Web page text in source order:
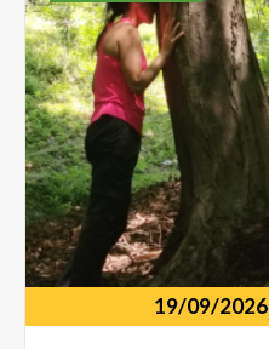
19/09/2026